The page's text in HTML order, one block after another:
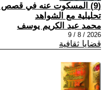
(9) المسكوت عنه في قصص
تحليلية مع الشواهد
محمد عبد الكريم يوسف
2026 / 8 / 9
قضايا ثقافية